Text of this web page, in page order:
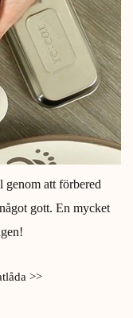
genom att förbered
gott. En mycket
>>